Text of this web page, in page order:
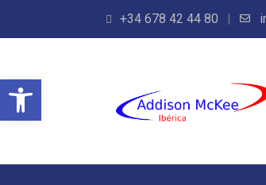
Abrir barra de herramientas
+34 678 42 44 80